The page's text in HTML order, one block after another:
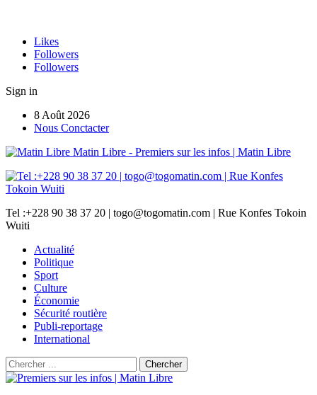
Likes
Followers
Followers
Sign in
8 Août 2026
Nous Conctacter
Matin Libre - Premiers sur les infos | Matin Libre
Tel :+228 90 38 37 20 | togo@togomatin.com | Rue Konfes Tokoin
Wuiti
Actualité
Politique
Sport
Culture
Économie
Sécurité routière
Publi-reportage
International